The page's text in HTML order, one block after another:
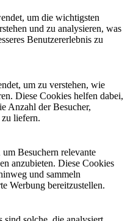
um die wichtigsten
und zu analysieren, was
Benutzererlebnis zu
um zu verstehen, wie
Diese Cookies helfen dabei,
Anzahl der Besucher,
liefern.
Besuchern relevante
anzubieten. Diese Cookies
und sammeln
Werbung bereitzustellen.